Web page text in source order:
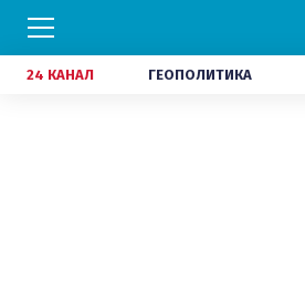
24 КАНАЛ ГЕОПОЛИТИКА